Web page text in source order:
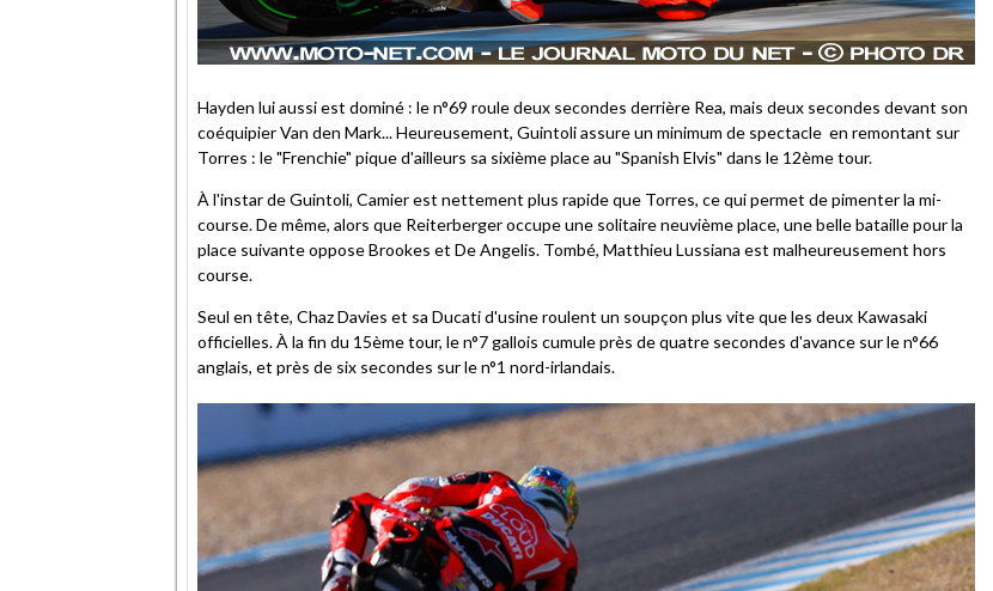
Hayden lui aussi est dominé : le n°69 roule deux secondes derrière Rea, mais deux secondes devant son
coéquipier Van den Mark... Heureusement, Guintoli assure un minimum de spectacle en remontant sur
Torres : le "Frenchie" pique d'ailleurs sa sixième place au "Spanish Elvis" dans le 12ème tour.
À l'instar de Guintoli, Camier est nettement plus rapide que Torres, ce qui permet de pimenter la mi-
course. De même, alors que Reiterberger occupe une solitaire neuvième place, une belle bataille pour la
place suivante oppose Brookes et De Angelis. Tombé, Matthieu Lussiana est malheureusement hors
course.
Seul en tête, Chaz Davies et sa Ducati d'usine roulent un soupçon plus vite que les deux Kawasaki
officielles. À la fin du 15ème tour, le n°7 gallois cumule près de quatre secondes d'avance sur le n°66
anglais, et près de six secondes sur le n°1 nord-irlandais.